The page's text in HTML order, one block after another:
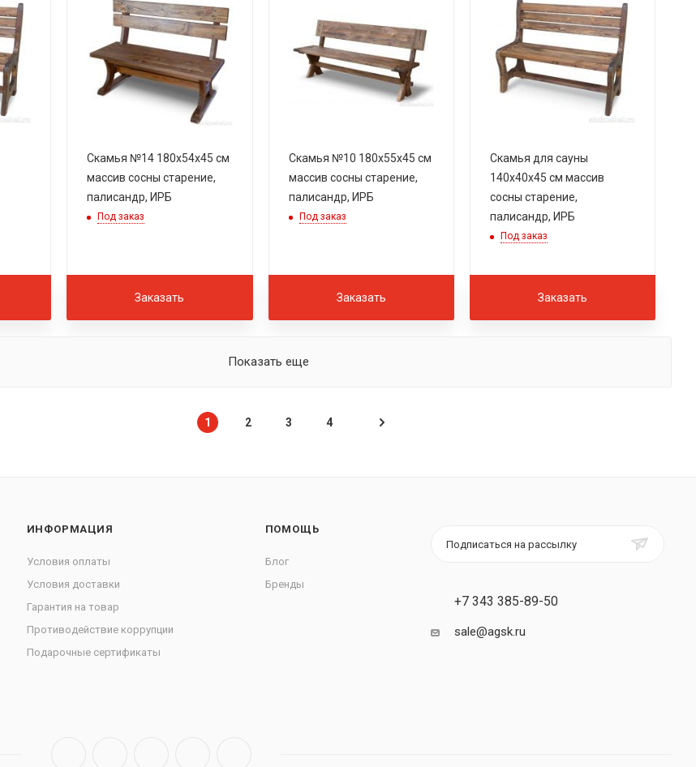
Скамья №14 180х54х45 см
массив сосны старение,
палисандр, ИРБ
Под заказ
Заказать
Скамья №10 180х55х45 см
массив сосны старение,
палисандр, ИРБ
Под заказ
Заказать
Скамья для сауны
140х40х45 см массив
сосны старение,
палисандр, ИРБ
Под заказ
Заказать
Показать еще
1 2 3 4
ИНФОРМАЦИЯ
Условия оплаты
Условия доставки
Гарантия на товар
Противодействие коррупции
Подарочные сертификаты
ПОМОЩЬ
Блог
Бренды
Подписаться на рассылку
+7 343 385-89-50
sale@agsk.ru